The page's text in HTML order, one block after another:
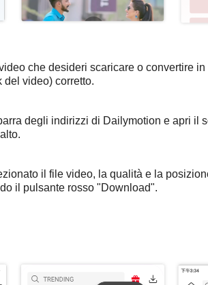
che desideri scaricare o convertire
del video) corretto.
degli indirizzi di Dailymotion e apri il
il file video, la qualità e la
il pulsante rosso "Download".